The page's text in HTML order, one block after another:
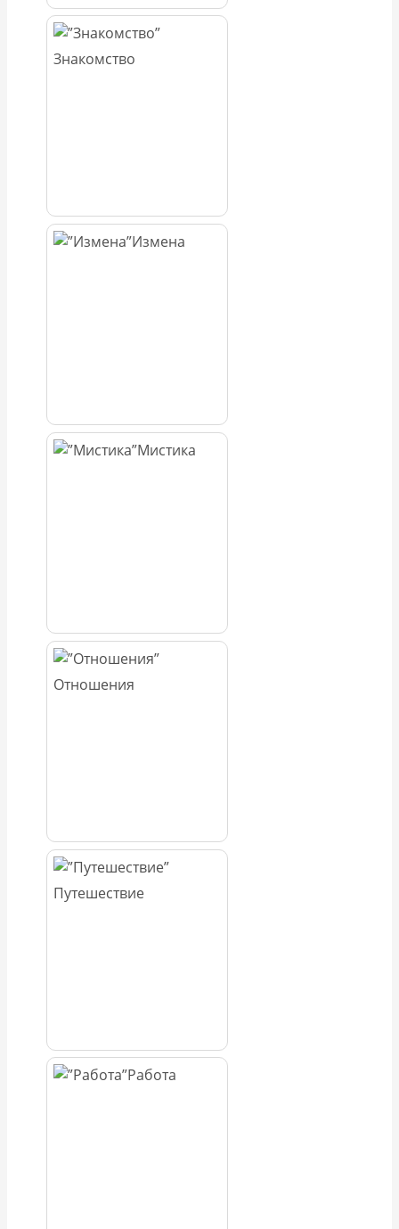
Знакомство
Измена
Мистика
Отношения
Путешествие
Работа